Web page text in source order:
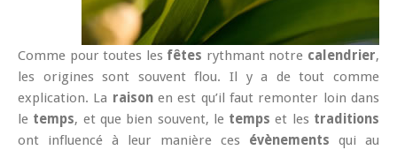
Comme pour toutes les fêtes rythmant notre calendrier,
les origines sont souvent flou. Il y a de tout comme
explication. La raisonen est qu’il faut remonter loin dans
le temps, et que bien souvent, le temps et les traditions
ont influencé à leur manière ces évènements qui au